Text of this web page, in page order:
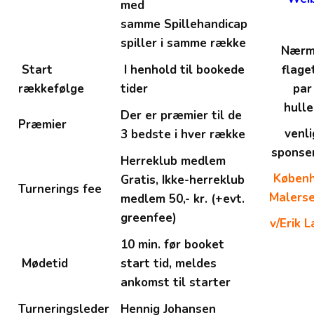
med
samme Spillehandicap
spiller i samme række
Start
rækkefølge
I henhold til bookede
tider
Præmier
Der er præmier til de
3 bedste i hver række
Turnerings fee
Herreklub medlem
Gratis, Ikke-herreklub
medlem 50,- kr. (+evt.
greenfee)
Mødetid
10 min. før booket
start tid, meldes
ankomst til starter
Turneringsleder
Hennig Johansen
v/Erik